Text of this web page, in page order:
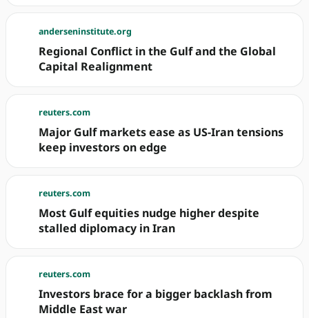
anderseninstitute.org
Regional Conflict in the Gulf and the Global
Capital Realignment
reuters.com
Major Gulf markets ease as US-Iran tensions
keep investors on edge
reuters.com
Most Gulf equities nudge higher despite
stalled diplomacy in Iran
reuters.com
Investors brace for a bigger backlash from
Middle East war